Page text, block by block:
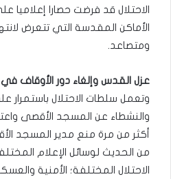
الاحتلال قد فرضت حصارا
الأماكن المقدسة التي تتعرض
ومتصاعد.
عزل القدس وإلغاء دور الأوقاف
وتعمل سلطات الاحتلال باستمرار
والنشطاء عن المسجد الأقصى
أكثر من مرة منع مدير المسجد
من الحديث لوسائل الإعلام
الاحتلال المختلفة؛ الأمنية